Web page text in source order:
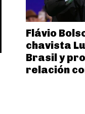
Flávio
chavista
Brasil y
relación